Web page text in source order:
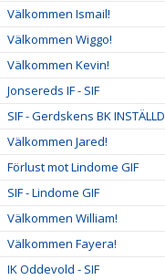
Välkommen Ismail!
Välkommen Wiggo!
Välkommen Kevin!
Jonsereds IF - SIF
SIF - Gerdskens BK INSTÄLLD
Välkommen Jared!
Förlust mot Lindome GIF
SIF - Lindome GIF
Välkommen William!
Välkommen Fayera!
IK Oddevold - SIF